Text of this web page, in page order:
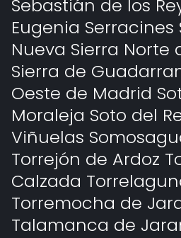
Sebastián de los
Eugenia Serracines
Nueva Sierra Norte
Sierra de
Oeste de Madrid
Moraleja Soto del
Viñuelas
Torrejón de Ardoz
Calzada
Torremocha de
Talamanca de